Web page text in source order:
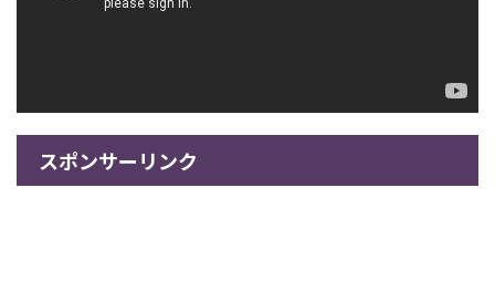
スポンサーリンク